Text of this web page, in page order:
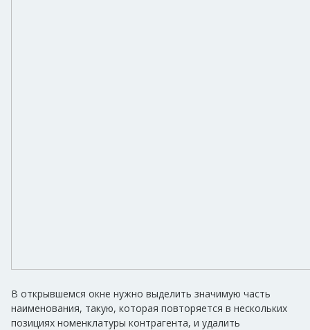
В открывшемся окне нужно выделить значимую часть
наименования, такую, которая повторяется в нескольких
позициях номенклатуры контрагента, и удалить